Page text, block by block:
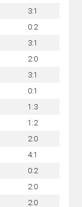
3:1
0:2
3:1
2:0
3:1
0:1
1:3
1:2
2:0
4:1
0:2
2:0
2:0